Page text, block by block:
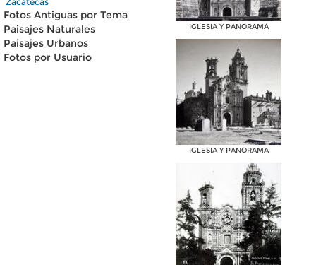
Fotos Antiguas por Tema
Paisajes Naturales
Paisajes Urbanos
Fotos por Usuario
IGLESIA Y PANORAMA
IGLESIA Y PANORAMA